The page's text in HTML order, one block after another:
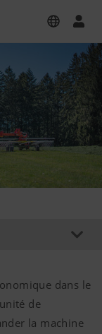
dans le
de
la machine